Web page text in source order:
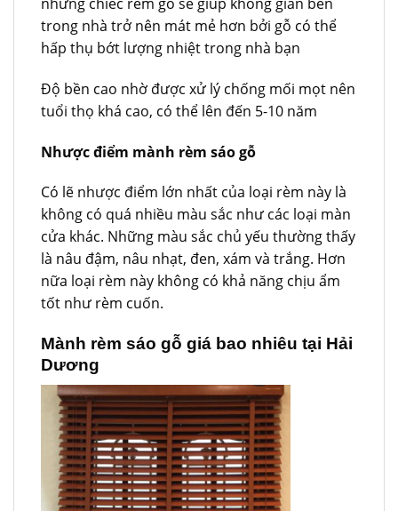
trong nhà trở nên mát mẻ hơn bởi gỗ có thể
hấp thụ bớt lượng nhiệt trong nhà bạn
Độ bền cao nhờ được xử lý chống mối mọt nên
tuổi thọ khá cao, có thể lên đến 5-10 năm
Nhược điểm mành rèm sáo gỗ
Có lẽ nhược điểm lớn nhất của loại rèm này là
không có quá nhiều màu sắc như các loại màn
cửa khác. Những màu sắc chủ yếu thường thấy
là nâu đậm, nâu nhạt, đen, xám và trắng. Hơn
nữa loại rèm này không có khả năng chịu ẩm
tốt như rèm cuốn.
Mành rèm sáo gỗ giá bao nhiêu tại Hải
Dương